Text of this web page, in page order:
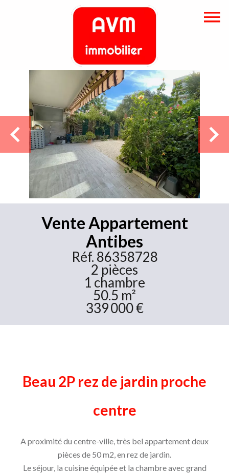
Vente Appartement
Antibes
Réf. 86358728
2 pièces
1 chambre
50.5 m²
339 000 €
Beau 2P rez de jardin proche
centre
A proximité du centre-ville, très bel appartement deux
pièces de 50 m2, en rez de jardin.
Le séjour, la cuisine équipée et la chambre avec grand